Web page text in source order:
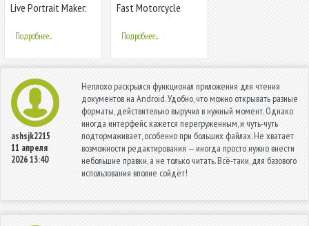
Live Portrait Maker:
Подробнее...
Fast Motorcycle
Подробнее...
ashsjk2215
11 апреля
2026 13:40
Неплохо раскрылся функционал приложения для чтения
документов на Android. Удобно, что можно открывать разные
форматы, действительно выручил в нужный момент. Однако
иногда интерфейс кажется перегруженным, и чуть-чуть
подтормаживает, особенно при больших файлах. Не хватает
возможности редактирования — иногда просто нужно внести
небольшие правки, а не только читать. Всё-таки, для базового
использования вполне сойдёт!